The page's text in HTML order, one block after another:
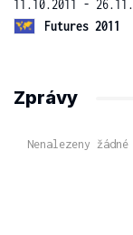
11.10.2011 -
Futures 2011
Zprávy
Nenalezeny